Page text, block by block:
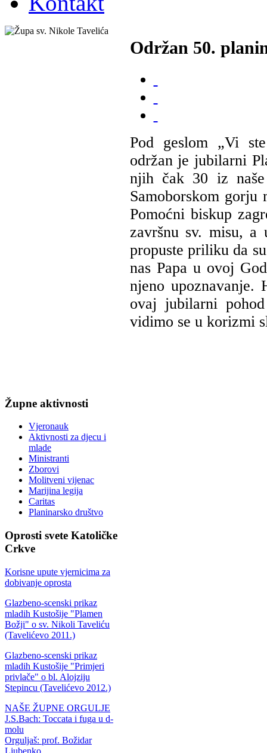
Održan 50.
Pod geslom „Vi
održan je jubilarni
njih čak 30 iz
Samoborskom
Pomoćni biskup
završnu sv. misu, a
propuste priliku da
nas Papa u ovoj
njeno
ovaj jubilarni
vidimo se u korizmi
Župne aktivnosti
Vjeronauk
Aktivnosti za djecu i
mlade
Ministranti
Zborovi
Molitveni vijenac
Marijina legija
Caritas
Planinarsko društvo
Oprosti svete Katoličke
Crkve
Korisne upute vjernicima za
dobivanje oprosta
Glazbeno-scenski prikaz
mladih Kustošije "Plamen
Božji" o sv. Nikoli Taveliću
(Tavelićevo 2011.)
Glazbeno-scenski prikaz
mladih Kustošije "Primjeri
privlače" o bl. Alojziju
Stepincu (Tavelićevo 2012.)
NAŠE ŽUPNE ORGULJE
J.S.Bach: Toccata i fuga u d-
molu
Orguljaš: prof. Božidar
Ljubenko